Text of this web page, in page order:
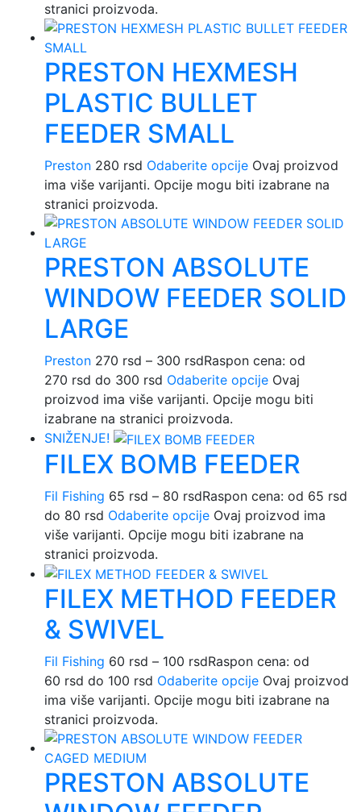
stranici proizvoda.
PRESTON HEXMESH
PLASTIC BULLET
FEEDER SMALL
Preston 280 rsd Odaberite opcije Ovaj proizvod
ima više varijanti. Opcije mogu biti izabrane na
stranici proizvoda.
PRESTON ABSOLUTE
WINDOW FEEDER SOLID
LARGE
Preston 270 rsd – 300 rsdRaspon cena: od
270 rsd do 300 rsd Odaberite opcije Ovaj
proizvod ima više varijanti. Opcije mogu biti
izabrane na stranici proizvoda.
SNIŽENJE!
FILEX BOMB FEEDER
Fil Fishing 65 rsd – 80 rsdRaspon cena: od 65 rsd
do 80 rsd Odaberite opcije Ovaj proizvod ima
više varijanti. Opcije mogu biti izabrane na
stranici proizvoda.
FILEX METHOD FEEDER
& SWIVEL
Fil Fishing 60 rsd – 100 rsdRaspon cena: od
60 rsd do 100 rsd Odaberite opcije Ovaj proizvod
ima više varijanti. Opcije mogu biti izabrane na
stranici proizvoda.
PRESTON ABSOLUTE